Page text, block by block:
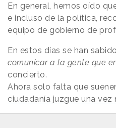
En general, hemos oído
e incluso de la política,
equipo de gobierno de
En estos días se han
comunicar a la gente que
concierto.
Ahora solo falta que
ciudadanía juzgue una vez